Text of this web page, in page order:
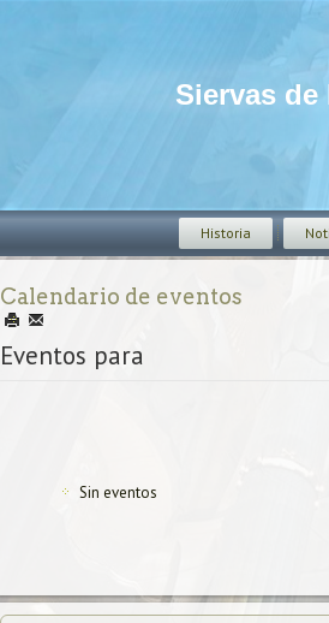
Siervas
Historia
Calendario de eventos
Eventos para
Sin eventos